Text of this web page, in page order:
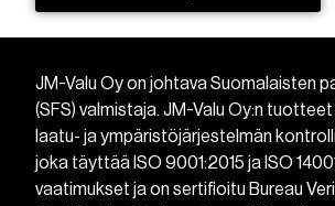
JM-Valu Oy on johtava Suomalaisten
(SFS) valmistaja. JM-Valu Oy:n
laatu- ja ympäristöjärjestelmän
joka täyttää ISO 9001:2015 ja ISO
vaatimukset ja on sertifioitu Bureau